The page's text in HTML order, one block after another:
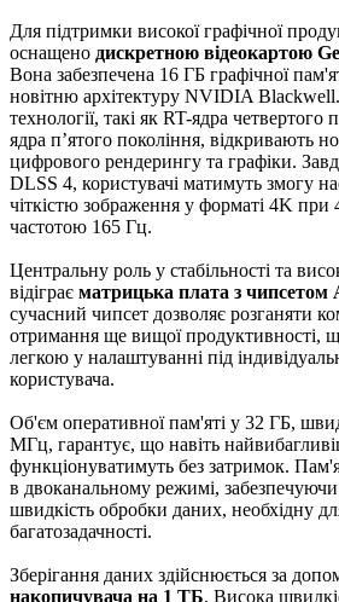
Для підтримки високої графічної
оснащено дискретною відеокартою
Вона забезпечена 16 ГБ графічної
новітню архітектуру NVIDIA Blackwell.
технології, такі як RT-ядра четвертого
ядра п’ятого покоління, відкривають
цифрового рендерингу та графіки.
DLSS 4, користувачі матимуть змогу
чіткістю зображення у форматі 4K при
частотою 165 Гц.
Центральну роль у стабільності та
відіграє матрицька плата з чипсетом
сучасний чипсет дозволяє розганяти
отримання ще вищої продуктивності,
легкою у налаштуванні під
користувача.
Об'єм оперативної пам'яті у 32 ГБ,
МГц, гарантує, що навіть
функціонуватимуть без затримок.
в двоканальному режимі,
швидкість обробки даних, необхідну
багатозадачності.
Зберігання даних здійснюється за
накопичувача на 1 ТБ. Висока